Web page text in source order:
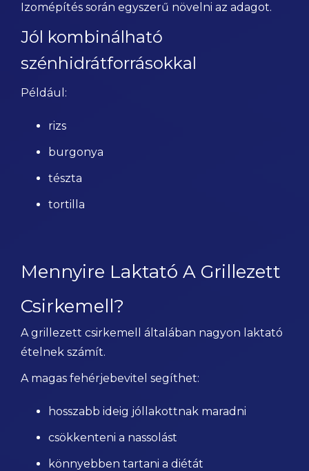
Izomépítés során egyszerű növelni az adagot.
Jól kombinálható
szénhidrátforrásokkal
Például:
rizs
burgonya
tészta
tortilla
Mennyire Laktató A Grillezett
Csirkemell?
A grillezett csirkemell általában nagyon laktató
ételnek számít.
A magas fehérjebevitel segíthet:
hosszabb ideig jóllakottnak maradni
csökkenteni a nassolást
könnyebben tartani a diétát